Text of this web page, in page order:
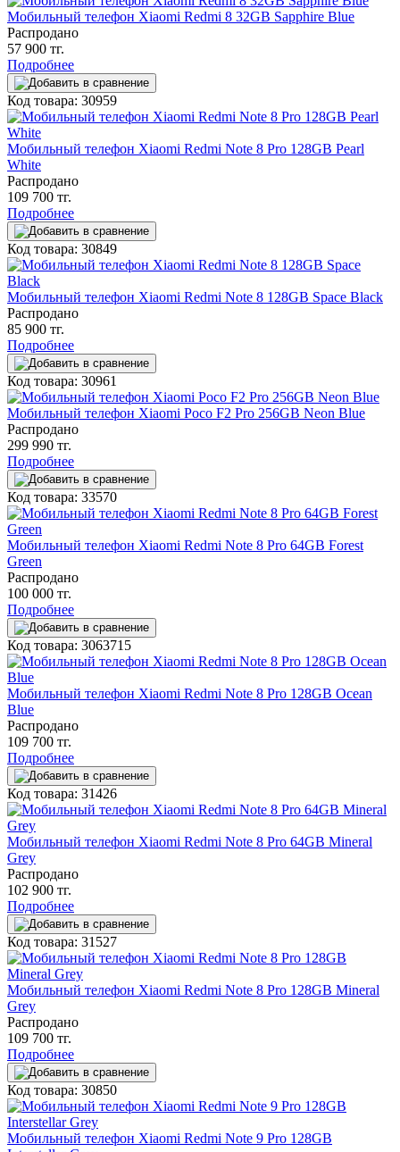
Мобильный телефон Xiaomi Redmi 8 32GB Sapphire Blue
Распродано
57 900 тг.
Подробнее
Код товара: 30959
Мобильный телефон Xiaomi Redmi Note 8 Pro 128GB Pearl
White
Распродано
109 700 тг.
Подробнее
Код товара: 30849
Мобильный телефон Xiaomi Redmi Note 8 128GB Space Black
Распродано
85 900 тг.
Подробнее
Код товара: 30961
Мобильный телефон Xiaomi Poco F2 Pro 256GB Neon Blue
Распродано
299 990 тг.
Подробнее
Код товара: 33570
Мобильный телефон Xiaomi Redmi Note 8 Pro 64GB Forest
Green
Распродано
100 000 тг.
Подробнее
Код товара: 3063715
Мобильный телефон Xiaomi Redmi Note 8 Pro 128GB Ocean
Blue
Распродано
109 700 тг.
Подробнее
Код товара: 31426
Мобильный телефон Xiaomi Redmi Note 8 Pro 64GB Mineral
Grey
Распродано
102 900 тг.
Подробнее
Код товара: 31527
Мобильный телефон Xiaomi Redmi Note 8 Pro 128GB Mineral
Grey
Распродано
109 700 тг.
Подробнее
Код товара: 30850
Мобильный телефон Xiaomi Redmi Note 9 Pro 128GB